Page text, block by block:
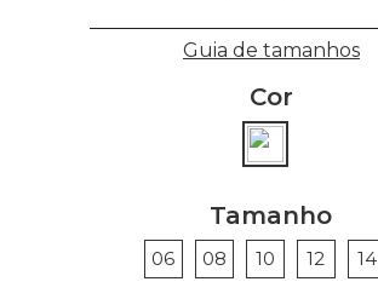
Guia de tamanhos
Cor
Tamanho
06 08 10 12 14